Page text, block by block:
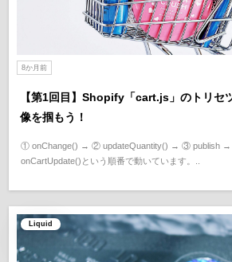
8か月前
【第1回目】Shopify「cart.js」のトリセ
像を掴もう！
① onChange() → ② updateQuantity() → ③ publish →
onCartUpdate()という順番で動いています。..
Liquid